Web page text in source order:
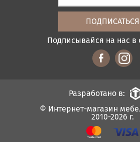
Подписывайся на нас в
© Интернет-магазин
2010-2026 г.
Разработано в: